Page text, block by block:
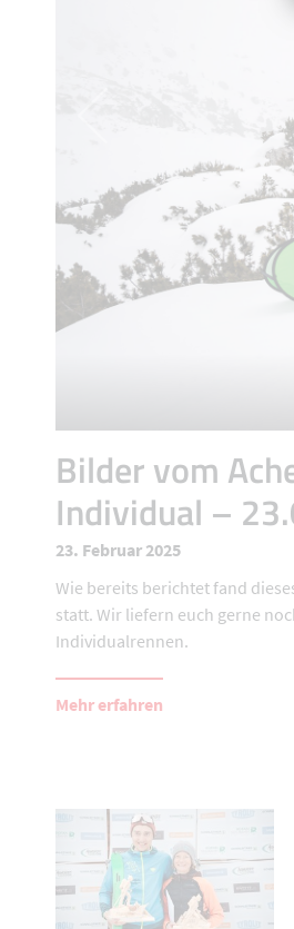
Bilder vom
Individual –
23. Februar 2025
Wie bereits berichtet fand
statt. Wir liefern euch gerne
Individualrennen.
Mehr erfahren